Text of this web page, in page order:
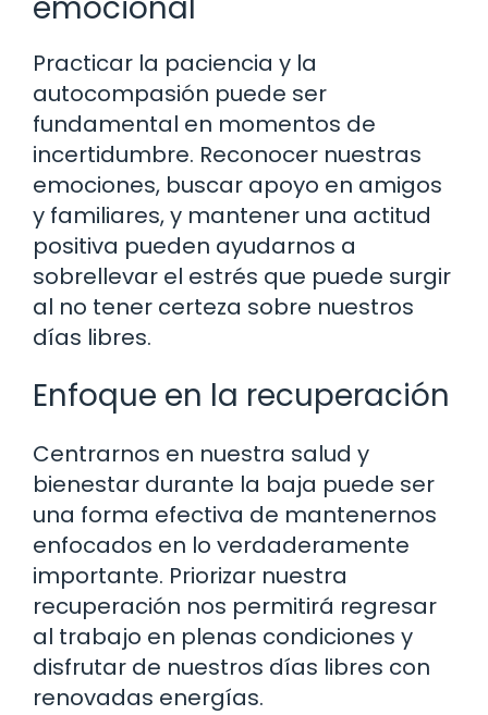
Practicar la paciencia y la
autocompasión puede ser
fundamental en momentos de
incertidumbre. Reconocer nuestras
emociones, buscar apoyo en amigos
y familiares, y mantener una actitud
positiva pueden ayudarnos a
sobrellevar el estrés que puede surgir
al no tener certeza sobre nuestros
días libres.
Enfoque en la recuperación
Centrarnos en nuestra salud y
bienestar durante la baja puede ser
una forma efectiva de mantenernos
enfocados en lo verdaderamente
importante. Priorizar nuestra
recuperación nos permitirá regresar
al trabajo en plenas condiciones y
disfrutar de nuestros días libres con
renovadas energías.